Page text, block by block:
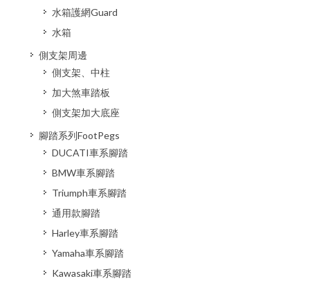
水箱護網Guard
水箱
側支架周邊
側支架、中柱
加大煞車踏板
側支架加大底座
腳踏系列FootPegs
DUCATI車系腳踏
BMW車系腳踏
Triumph車系腳踏
通用款腳踏
Harley車系腳踏
Yamaha車系腳踏
Kawasaki車系腳踏